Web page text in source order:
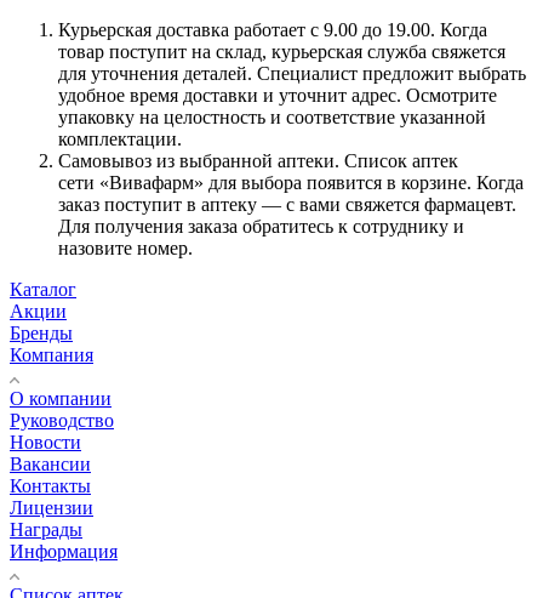
Курьерская доставка работает с 9.00 до 19.00. Когда
товар поступит на склад, курьерская служба свяжется
для уточнения деталей. Специалист предложит выбрать
удобное время доставки и уточнит адрес. Осмотрите
упаковку на целостность и соответствие указанной
комплектации.
Самовывоз из выбранной аптеки. Список аптек
сети «Вивафарм» для выбора появится в корзине. Когда
заказ поступит в аптеку — с вами свяжется фармацевт.
Для получения заказа обратитесь к сотруднику и
назовите номер.
Каталог
Акции
Бренды
Компания
О компании
Руководство
Новости
Вакансии
Контакты
Лицензии
Награды
Информация